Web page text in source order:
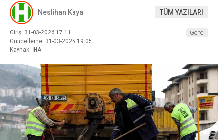
Neslihan Kaya TÜM YAZILARI
Giriş: 31-03-2026 17:11
Güncelleme: 31-03-2026 19:05
Kaynak: İHA
Genel